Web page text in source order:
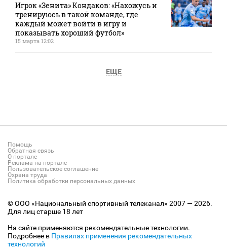
Игрок «Зенита» Кондаков: «Нахожусь и
тренируюсь в такой команде, где
каждый может войти в игру и
показывать хороший футбол»
15 марта 12:02
ЕЩЕ
Помощь
Обратная связь
О портале
Реклама на портале
Пользовательское соглашение
Охрана труда
Политика обработки персональных данных
© ООО «Национальный спортивный телеканал» 2007 — 2026.
Для лиц старше 18 лет
На сайте применяются рекомендательные технологии.
Подробнее в Правилах применения рекомендательных
технологий